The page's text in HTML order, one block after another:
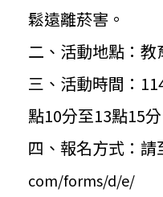
鬆遠離菸害。
二、活動地點：教
三、活動時間：
點10分至13點15分
四、報名方式：請
com/forms/d/e/